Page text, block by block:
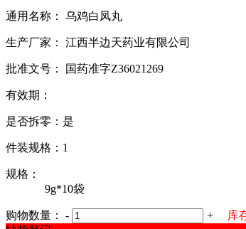
通用名称： 乌鸡白凤丸
生产厂家： 江西半边天药业有限公司
批准文号： 国药准字Z36021269
有效期：
是否拆零：是
件装规格：1
规格：
9g*10袋
购物数量： - +
库